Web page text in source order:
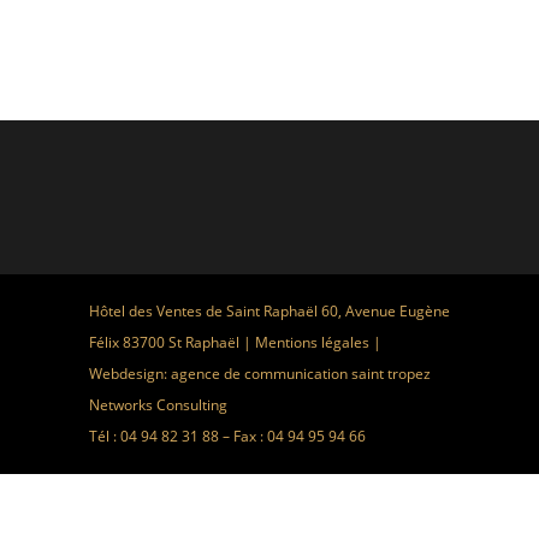
Hôtel des Ventes de Saint Raphaël 60, Avenue Eugène
Félix 83700 St Raphaël | Mentions légales |
Webdesign:agence de communication saint tropez
Networks Consulting
Tél : 04 94 82 31 88 – Fax : 04 94 95 94 66